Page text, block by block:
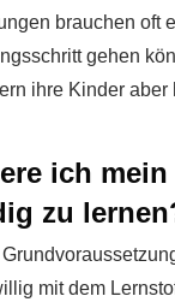
brauchen oft
gehen
ihre Kinder aber
ich mein
zu
mit dem